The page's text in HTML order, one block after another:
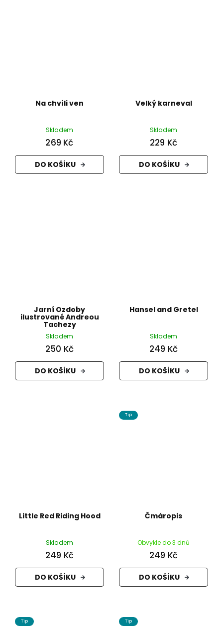
Na chvíli ven
Skladem
269 Kč
DO KOŠÍKU
Velký karneval
Skladem
229 Kč
DO KOŠÍKU
Jarní Ozdoby
ilustrované Andreou
Tachezy
Skladem
250 Kč
DO KOŠÍKU
Hansel and Gretel
Skladem
249 Kč
DO KOŠÍKU
Little Red Riding Hood
Skladem
249 Kč
DO KOŠÍKU
Tip
Čmáropis
Obvykle do 3 dnů
249 Kč
DO KOŠÍKU
Tip Tip